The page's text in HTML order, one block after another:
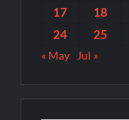
17 18
24
25
« May Jul »